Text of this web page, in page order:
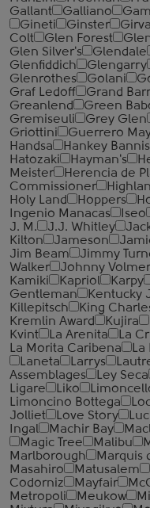
Gallant
Galliano
Gineti
Ginster
Colt
Glen Forest
Glen Silver's
Glendale
Glenfiddich
Glengarry
Glenrothes
Golani
Graf Ledoff
Grand
Greanlend
Green
Gremiseuli
Grey Glen
Griottini
Guerrero
Handsa
Hankey
Hatozaki
Hayman's
Meister
Herencia de
Commissioner
Holy Land
Hoppers
Ingenio Manacas
Iseo
J. M.
J.J. Whitley
Kilton
Jameson
Jim Beam
Jimmy
Walker
Johnny Volmer
Kamiki
Kapriol Karpy
Gentleman
Kentucky
Killepitsch
King
Kremlin Award
Kujira
Kvint
La Arenita La
La Morita Caribena
La
Laneta
Larrys
Assemblages
Ley Seca
Ligare
Liko
Limoncino Bottega
Jolliet
Love Story
Ingal
Machir Bay
Magic Tree
Malibu
Marlborough
Marquis
Masahiro
Matusalem
Codorniz
Mayfair
Metropoli
Meukow